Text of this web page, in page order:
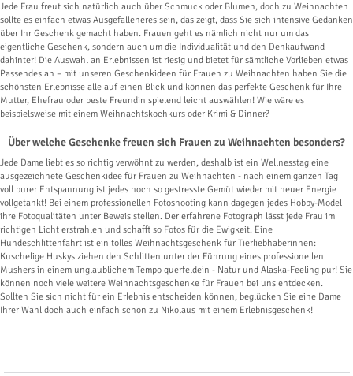
Jede Frau freut sich natürlich auch über Schmuck oder Blumen, doch zu Weihnachten
sollte es einfach etwas Ausgefalleneres sein, das zeigt, dass Sie sich intensive Gedanken
über Ihr Geschenk gemacht haben. Frauen geht es nämlich nicht nur um das
eigentliche Geschenk, sondern auch um die Individualität und den Denkaufwand
dahinter! Die Auswahl an Erlebnissen ist riesig und bietet für sämtliche Vorlieben etwas
Passendes an – mit unseren Geschenkideen für Frauen zu Weihnachten haben Sie die
schönsten Erlebnisse alle auf einen Blick und können das perfekte Geschenk für Ihre
Mutter, Ehefrau oder beste Freundin spielend leicht auswählen! Wie wäre es
beispielsweise mit einem Weihnachtskochkurs oder Krimi & Dinner?
Über welche Geschenke freuen sich Frauen zu Weihnachten besonders?
Jede Dame liebt es so richtig verwöhnt zu werden, deshalb ist ein Wellnesstag eine
ausgezeichnete Geschenkidee für Frauen zu Weihnachten - nach einem ganzen Tag
voll purer Entspannung ist jedes noch so gestresste Gemüt wieder mit neuer Energie
vollgetankt! Bei einem professionellen Fotoshooting kann dagegen jedes Hobby-Model
ihre Fotoqualitäten unter Beweis stellen. Der erfahrene Fotograph lässt jede Frau im
richtigen Licht erstrahlen und schafft so Fotos für die Ewigkeit. Eine
Hundeschlittenfahrt ist ein tolles Weihnachtsgeschenk für Tierliebhaberinnen:
Kuschelige Huskys ziehen den Schlitten unter der Führung eines professionellen
Mushers in einem unglaublichem Tempo querfeldein - Natur und Alaska-Feeling pur! Sie
können noch viele weitere Weihnachtsgeschenke für Frauen bei uns entdecken.
Sollten Sie sich nicht für ein Erlebnis entscheiden können, beglücken Sie eine Dame
Ihrer Wahl doch auch einfach schon zu Nikolaus mit einem Erlebnisgeschenk!